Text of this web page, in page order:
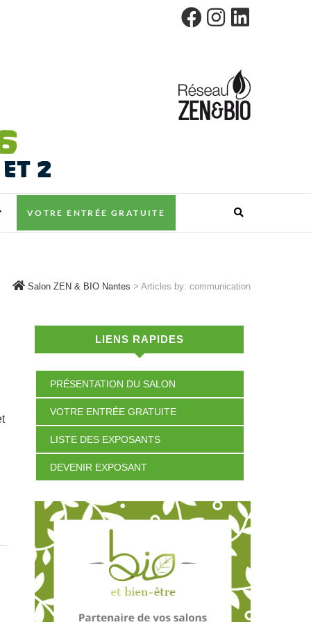
VOTRE ENTRÉE GRATUITE
Salon ZEN & BIO Nantes > Articles by: communication
LIENS RAPIDES
PRÉSENTATION DU SALON
VOTRE ENTRÉE GRATUITE
LISTE DES EXPOSANTS
DEVENIR EXPOSANT